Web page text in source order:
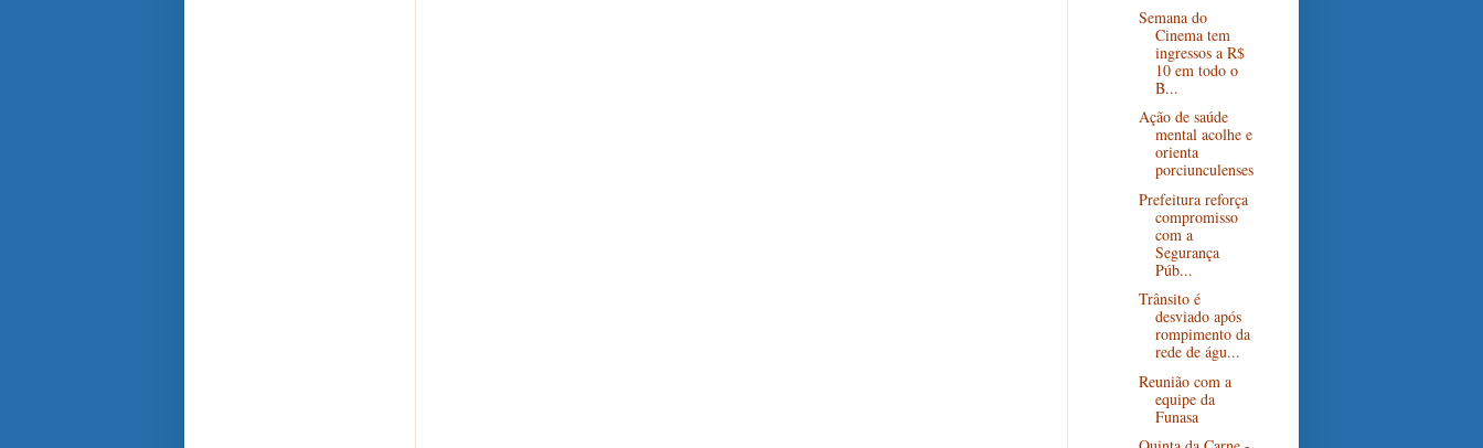
Semana do
Cinema tem
ingressos a R$
10 em todo o
B...
Ação de saúde
mental acolhe e
orienta
porciunculenses
Prefeitura reforça
compromisso
com a
Segurança
Púb...
Trânsito é
desviado após
rompimento da
rede de águ...
Reunião com a
equipe da
Funasa